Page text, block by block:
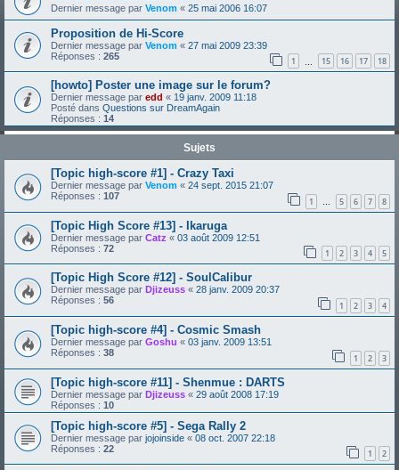
Dernier message par Venom « 25 mai 2006 16:07
Proposition de Hi-Score
Dernier message par Venom « 27 mai 2009 23:39
Réponses : 265 1 15 16 17 18
[howto] Poster une image sur le forum?
Dernier message par edd « 19 janv. 2009 11:18
Posté dans Questions sur DreamAgain
Réponses : 14
Sujets
[Topic high-score #1] - Crazy Taxi
Dernier message par Venom « 24 sept. 2015 21:07
Réponses : 107 1 … 5 6 7 8
[Topic High Score #13] - Ikaruga
Dernier message par Catz « 03 août 2009 12:51
Réponses : 72 1 2 3 4 5
[Topic High Score #12] - SoulCalibur
Dernier message par Djizeuss « 28 janv. 2009 20:37
Réponses : 56 1 2 3 4
[Topic high-score #4] - Cosmic Smash
Dernier message par Goshu « 03 janv. 2009 13:51
Réponses : 38 1 2 3
[Topic high-score #11] - Shenmue : DARTS
Dernier message par Djizeuss « 29 août 2008 17:19
Réponses : 10
[Topic high-score #5] - Sega Rally 2
Dernier message par jojoinside « 08 oct. 2007 22:18
Réponses : 22 1 2